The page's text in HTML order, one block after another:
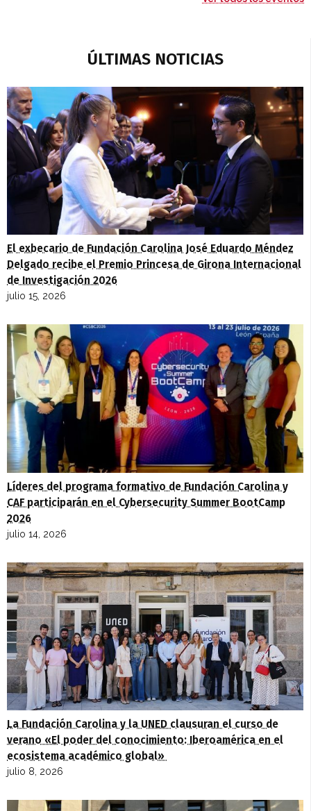
ÚLTIMAS NOTICIAS
El exbecario de Fundación Carolina José Eduardo Méndez
Delgado recibe el Premio Princesa de Girona Internacional
de Investigación 2026
julio 15, 2026
Líderes del programa formativo de Fundación Carolina y
CAF participarán en el Cybersecurity Summer BootCamp
2026
julio 14, 2026
La Fundación Carolina y la UNED clausuran el curso de
verano «El poder del conocimiento: Iberoamérica en el
ecosistema académico global»
julio 8, 2026